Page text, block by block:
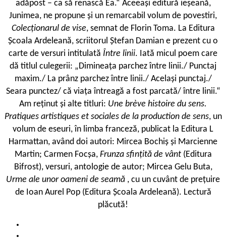
adăpost – ca să renască Ea.“ Aceeași editură ieșeană,
Junimea, ne propune și un remarcabil volum de povestiri,
Colecționarul de vise, semnat de Florin Toma. La Editura
Școala Ardeleană, scriitorul Ștefan Damian e prezent cu o
carte de versuri intitulată Între linii. Iată micul poem care
dă titlul culegerii: „Dimineața parchez între linii./ Punctaj
maxim./ La prânz parchez între linii./ Același punctaj./
Seara punctez/ că viața întreagă a fost parcată/ între linii.“
Am reținut și alte titluri: Une brève histoire du sens.
Pratiques artistiques et sociales de la production de sens, un
volum de eseuri, în limba franceză, publicat la Editura L
Harmattan, având doi autori: Mircea Bochiș și Marcienne
Martin; Carmen Focșa, Frunza sfințită de vânt (Editura
Bifrost), versuri, antologie de autor; Mircea Gelu Buta,
Urme ale unor oameni de seamă , cu un cuvânt de prețuire
de Ioan Aurel Pop (Editura Școala Ardeleană). Lectură
plăcută!